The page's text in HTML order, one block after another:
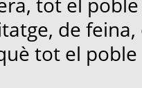
de
tot el